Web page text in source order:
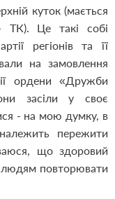
куток (мається
ТК). Це такі собі
регіонів та її
на замовлення
ордени «Дружби
засіли у своє
- на мою думку, в
пережити
що здоровий
людям повторювати